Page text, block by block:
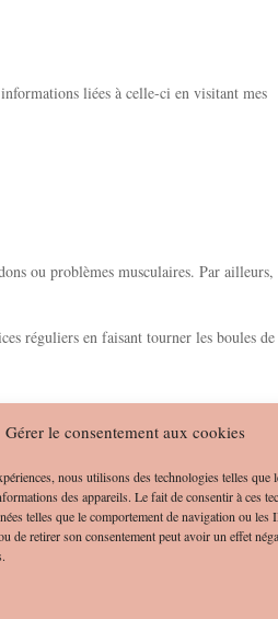
Gérer le consentement aux cookies
nous utilisons des technologies telles que
des appareils. Le fait de consentir à ces
telles que le comportement de navigation ou les
de retirer son consentement peut avoir un effet
liées à celle-ci en visitant mes
ou problèmes musculaires. Par ailleurs,
réguliers en faisant tourner les boules de